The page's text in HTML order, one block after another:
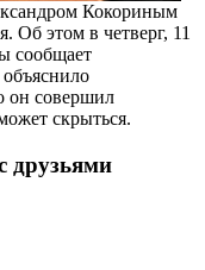
Кокориным
Об этом в четверг, 11
сообщает
он совершил
скрыться.
друзьями